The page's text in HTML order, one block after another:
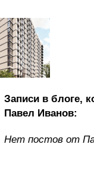
Записи в блоге,
Павел Иванов:
Нет постов от